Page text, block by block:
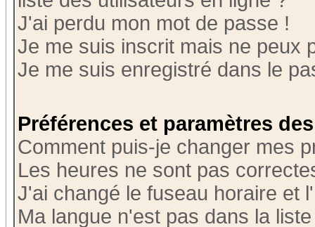
J'ai perdu mon mot de passe !
Je me suis inscrit mais ne peux
Je me suis enregistré dans le
Préférences et paramètres
Comment puis-je changer mes
Les heures ne sont pas
J'ai changé le fuseau horaire et
Ma langue n'est pas dans la